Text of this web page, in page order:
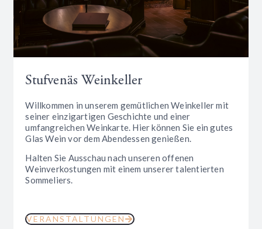
Stufvenäs Weinkeller
Willkommen in unserem gemütlichen Weinkeller mit
seiner einzigartigen Geschichte und einer
umfangreichen Weinkarte. Hier können Sie ein gutes
Glas Wein vor dem Abendessen genießen.
Halten Sie Ausschau nach unseren offenen
Weinverkostungen mit einem unserer talentierten
Sommeliers.
VERANSTALTUNGEN